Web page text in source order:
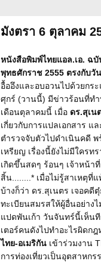
มังตรา 6 ตุลาคม
หนังสือพิมพ์ไทยแอล.เอ. ฉ
พุทธศักราช 2555 ตรงกับวั
อื้ออึงและอบอวนไปด้วยกร
ศุกร์ (วานนี้) มีข่าวร้อนที่ทำ
เดือนตุลาคมนี้ เมื่อ ดร.สุเน
เกี่ยวกับการแปลเอกสาร แ
ตำรวจจับตัวไปดำเนินคดี พ
เหรียญ เรื่องนี้ยังไม่มีใครท
เกิดขึ้นสดๆ ร้อนๆ เจ้าหน้า
สิ้น........* เมื่อไม่รู้สาเหตุที่
บ้างก็ว่า ดร.สุเนตร เจอคดี
ทะเบียนสมรสให้ผู้อื่นอย่าง
แปดพันเก้า วันจันทร์นี้เห็น
เตอร์คนดังไปทำอะไรผิดก
ไทย-อเมริกัน เข้าร่วมงาน
การท่องเที่ยวเป็นอุตสาหกร